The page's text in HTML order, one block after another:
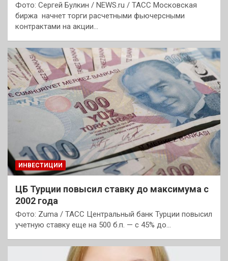
Фото: Сергей Булкин / NEWS.ru / TACC Московская
биржа начнет торги расчетными фьючерсными
контрактами на акции…
ИНВЕСТИЦИИ
ЦБ Турции повысил ставку до максимума с
2002 года
Фото: Zuma / ТАСС Центральный банк Турции повысил
учетную ставку еще на 500 б.п. — с 45% до…